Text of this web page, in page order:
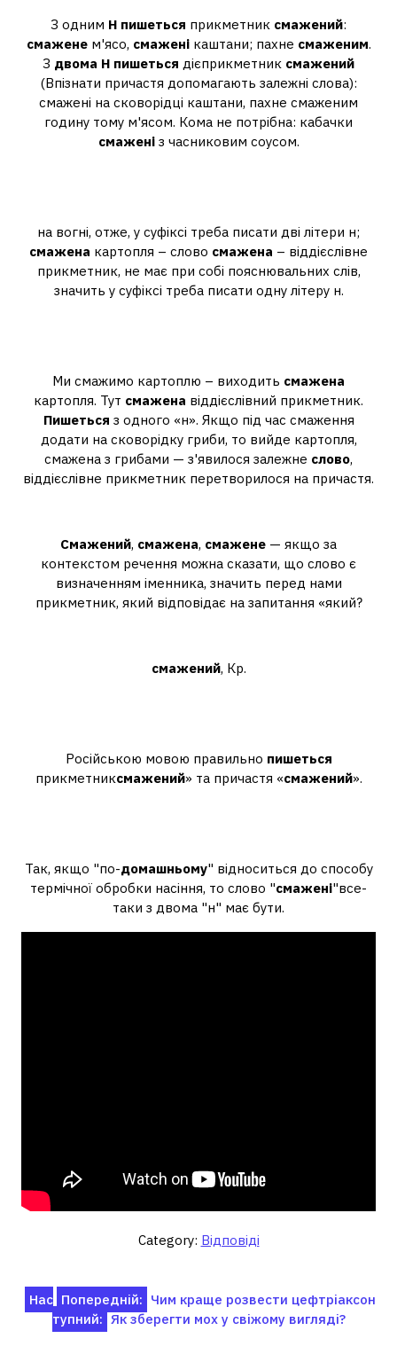
З одним Н пишеться прикметник смажений:
смаженем'ясо, смаженікаштани; пахне смаженим.
З двома Н пишеться дієприкметник смажений
(Впізнати причастя допомагають залежні слова):
смажені на сковорідці каштани, пахне смаженим
годину тому м'ясом. Кома не потрібна: кабачки
смаженіз часниковим соусом.
на вогні, отже, у суфіксі треба писати дві літери н;
смажена картопля – слово смажена – віддієслівне
прикметник, не має при собі пояснювальних слів,
значить у суфіксі треба писати одну літеру н.
Ми смажимо картоплю – виходить смажена
картопля. Тут смажена віддієслівний прикметник.
Пишеться з одного «н». Якщо під час смаження
додати на сковорідку гриби, то вийде картопля,
смажена з грибами — з'явилося залежне слово,
віддієслівне прикметник перетворилося на причастя.
Смажений, смажена, смажене — якщо за
контекстом речення можна сказати, що слово є
визначенням іменника, значить перед нами
прикметник, який відповідає на запитання «який?
смажений, Кр.
Російською мовою правильно пишеться
прикметниксмажений» та причастя «смажений».
Так, якщо "по-домашньому" відноситься до способу
термічної обробки насіння, то слово "смажені"все-
таки з двома "н" має бути.
Category: Відповіді
Навігація
записів
Попередній: Чим краще розвести цефтріаксон
Нас
тупний: Як зберегти мох у свіжому вигляді?